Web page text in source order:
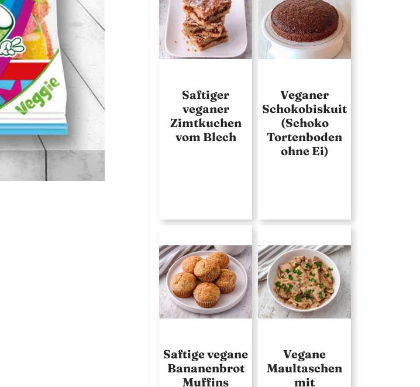
Saftiger
veganer
Zimtkuchen
vom Blech
Veganer
Schokobiskuit
(Schoko
Tortenboden
ohne Ei)
Saftige vegane
Bananenbrot
Muffins
Vegane
Maultaschen
mit